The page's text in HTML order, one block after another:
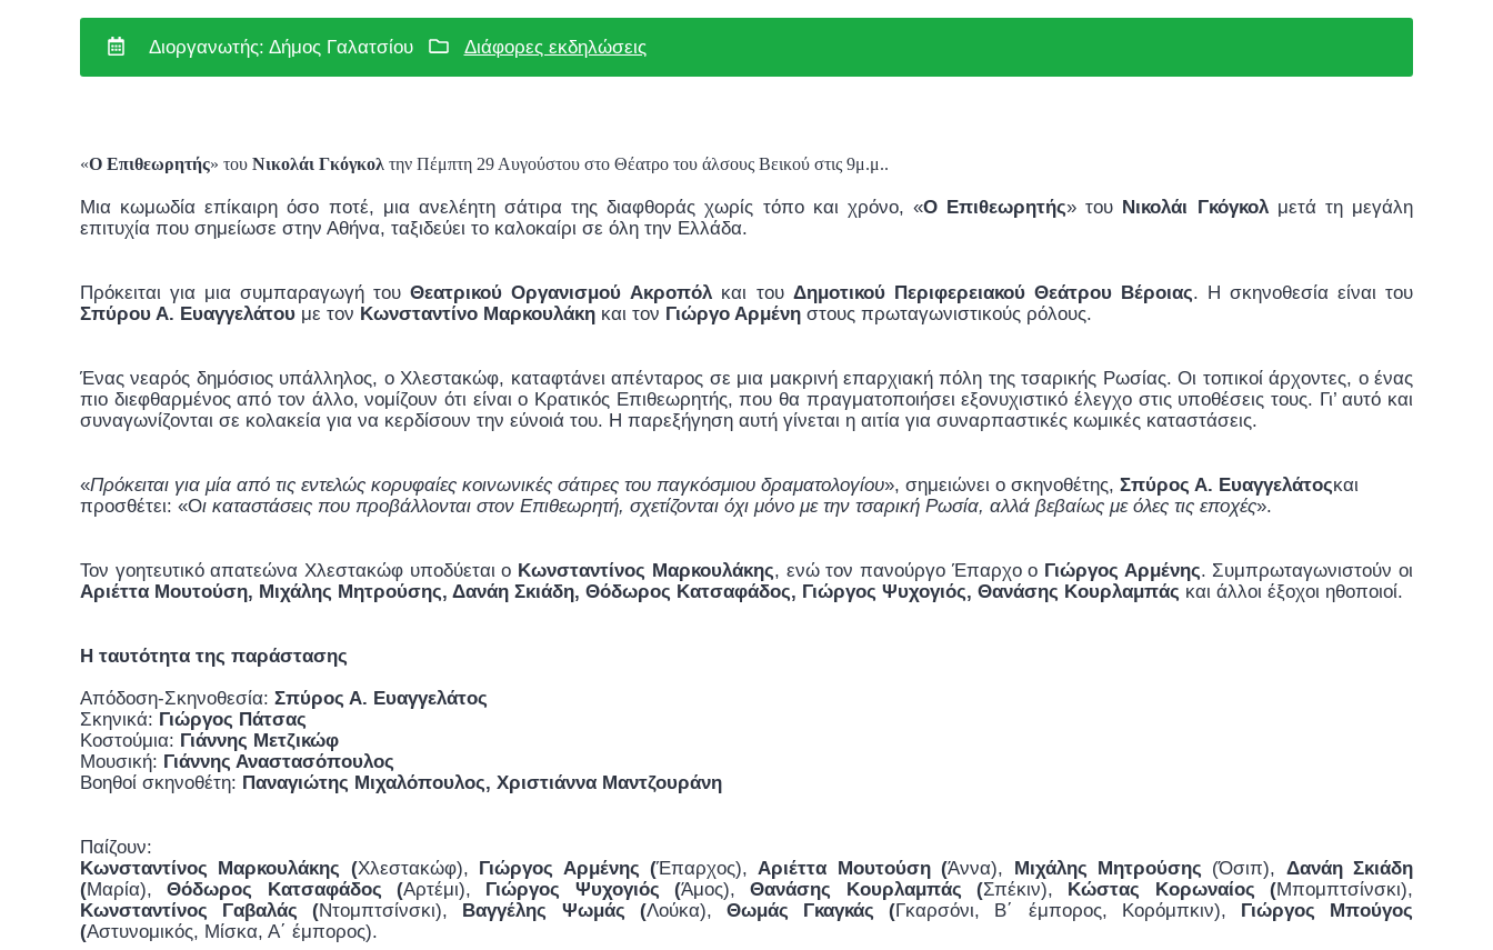
Διοργανωτής: Δήμος Γαλατσίου Διάφορες εκδηλώσεις
«Ο Επιθεωρητής» του Νικολάι Γκόγκολ την Πέμπτη 29 Αυγούστου στο Θέατρο του άλσους Βεικού στις 9μ.μ..
Μια κωμωδία επίκαιρη όσο ποτέ, μια ανελέητη σάτιρα της διαφθοράς χωρίς τόπο και χρόνο, «Ο Επιθεωρητής» του Νικολάι Γκόγκολμετά τη μεγάλη
επιτυχία που σημείωσε στην Αθήνα, ταξιδεύει το καλοκαίρι σε όλη την Ελλάδα.
Πρόκειται για μια συμπαραγωγή τουΘεατρικού Οργανισμού Ακροπόλ και του Δημοτικού Περιφερειακού Θεάτρου Βέροιας. Η σκηνοθεσία είναι του
Σπύρου Α. Ευαγγελάτου με τον Κωνσταντίνο Μαρκουλάκη και τον Γιώργο Αρμένη στους πρωταγωνιστικούς ρόλους.
Ένας νεαρός δημόσιος υπάλληλος, ο Χλεστακώφ, καταφτάνει απένταρος σε μια μακρινή επαρχιακή πόλη της τσαρικής Ρωσίας. Οι τοπικοί άρχοντες, ο ένας
πιο διεφθαρμένος από τον άλλο, νομίζουν ότι είναι ο Κρατικός Επιθεωρητής, που θα πραγματοποιήσει εξονυχιστικό έλεγχο στις υποθέσεις τους. Γι’ αυτό και
συναγωνίζονται σε κολακεία για να κερδίσουν την εύνοιά του. Η παρεξήγηση αυτή γίνεται η αιτία για συναρπαστικές κωμικές καταστάσεις.
«Πρόκειται για μία από τις εντελώς κορυφαίες κοινωνικές σάτιρες του παγκόσμιου δραματολογίου», σημειώνει ο σκηνοθέτης, Σπύρος Α. Ευαγγελάτοςκαι
προσθέτει: «Οι καταστάσεις που προβάλλονται στον Επιθεωρητή, σχετίζονται όχι μόνο με την τσαρική Ρωσία, αλλά βεβαίως με όλες τις εποχές».
Τον γοητευτικό απατεώνα Χλεστακώφ υποδύεται ο Κωνσταντίνος Μαρκουλάκης, ενώ τον πανούργο Έπαρχο ο Γιώργος Αρμένης. Συμπρωταγωνιστούν οι
Αριέττα Μουτούση, Μιχάλης Μητρούσης, Δανάη Σκιάδη, Θόδωρος Κατσαφάδος, Γιώργος Ψυχογιός, Θανάσης Κουρλαμπάς και άλλοι έξοχοι ηθοποιοί.
Η ταυτότητα της παράστασης
Απόδοση-Σκηνοθεσία: Σπύρος Α. Ευαγγελάτος
Σκηνικά: Γιώργος Πάτσας
Κοστούμια: Γιάννης Μετζικώφ
Μουσική: Γιάννης Αναστασόπουλος
Βοηθοί σκηνοθέτη: Παναγιώτης Μιχαλόπουλος, Χριστιάννα Μαντζουράνη
Παίζουν:
Κωνσταντίνος Μαρκουλάκης (Χλεστακώφ), Γιώργος Αρμένης (Έπαρχος),Αριέττα Μουτούση (Άννα), Μιχάλης Μητρούσης (Όσιπ), Δανάη Σκιάδη
(Μαρία),Θόδωρος Κατσαφάδος (Αρτέμι), Γιώργος Ψυχογιός (Άμος),Θανάσης Κουρλαμπάς (Σπέκιν), Κώστας Κορωναίος (Μπομπτσίνσκι),
Κωνσταντίνος Γαβαλάς (Ντομπτσίνσκι), Βαγγέλης Ψωμάς (Λούκα), Θωμάς Γκαγκάς (Γκαρσόνι, Β΄ έμπορος, Κορόμπκιν), Γιώργος Μπούγος
(Αστυνομικός, Μίσκα, Α΄ έμπορος).